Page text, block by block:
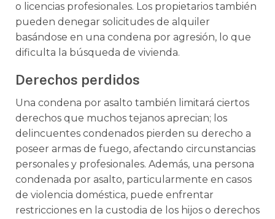
o licencias profesionales. Los propietarios también
pueden denegar solicitudes de alquiler
basándose en una condena por agresión, lo que
dificulta la búsqueda de vivienda.
Derechos perdidos
Una condena por asalto también limitará ciertos
derechos que muchos tejanos aprecian; los
delincuentes condenados pierden su derecho a
poseer armas de fuego, afectando circunstancias
personales y profesionales. Además, una persona
condenada por asalto, particularmente en casos
de violencia doméstica, puede enfrentar
restricciones en la custodia de los hijos o derechos